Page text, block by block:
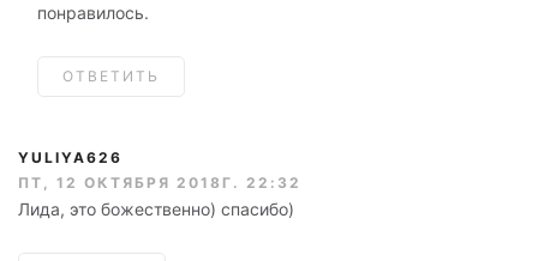
понравилось.
ОТВЕТИТЬ
YULIYA626
ПТ, 12 ОКТЯБРЯ 2018Г. 22:32
Лида, это божественно) спасибо)